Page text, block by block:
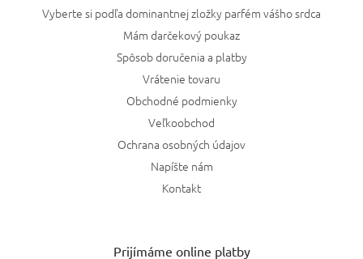
Vyberte si podľa dominantnej zložky parfém vášho srdca
Mám darčekový poukaz
Spôsob doručenia a platby
Vrátenie tovaru
Obchodné podmienky
Veľkoobchod
Ochrana osobných údajov
Napíšte nám
Kontakt
Prijímáme online platby